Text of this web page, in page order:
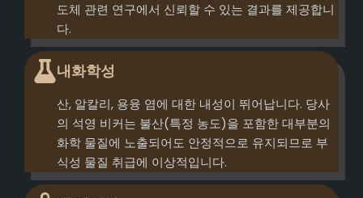
도체 관련 연구에서 신뢰할 수 있는 결과를 제공합니
다.
내화학성
산, 알칼리, 용융 염에 대한 내성이 뛰어납니다. 당사
의 석영 비커는 불산(특정 농도)을 포함한 대부분의
화학 물질에 노출되어도 안정적으로 유지되므로 부
식성 물질 취급에 이상적입니다.